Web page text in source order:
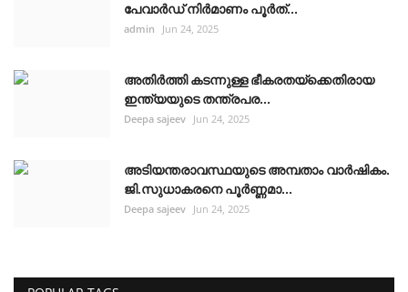
പേവാർഡ് നിർമാണം പൂർത്...
admin Jun 24, 2025
അതിർത്തി കടന്നുള്ള ഭീകരതയ്ക്കെതിരായ
ഇന്ത്യയുടെ തന്ത്രപര...
Deepa sajeev Jun 24, 2025
അടിയന്തരാവസ്ഥയുടെ അമ്പതാം വാർഷികം.
ജി.സുധാകരനെ പൂർണ്ണമാ...
Deepa sajeev Jun 24, 2025